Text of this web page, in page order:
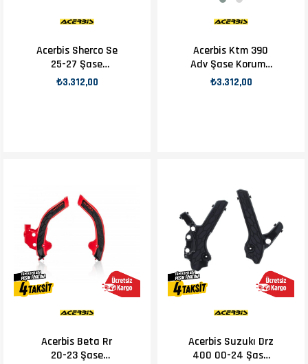
Acerbis Sherco Se
25-27 Şase
Koruma Mavi
₺3.312,00
Acerbis Ktm 390
Adv Şase Koruma
Turuncu
₺3.312,00
Acerbis Beta Rr
20-23 Şase
Acerbis Suzukı Drz
400 00-24 Şase